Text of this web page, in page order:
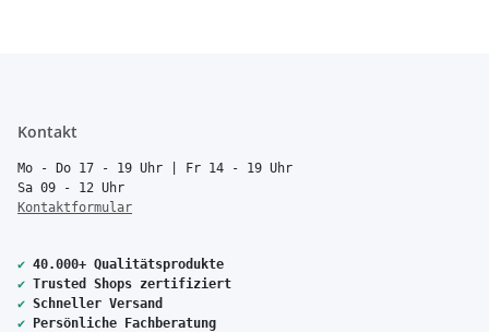
Kontakt
Mo - Do 17 - 19 Uhr | Fr 14 - 19 Uhr
Sa 09 - 12 Uhr
Kontaktformular
✔ 40.000+ Qualitätsprodukte
✔ Trusted Shops zertifiziert
✔ Schneller Versand
✔ Persönliche Fachberatung